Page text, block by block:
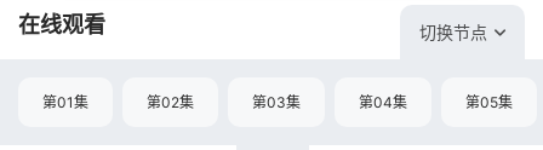
在线观看 切换节点
第01集 第02集 第03集 第04集 第05集